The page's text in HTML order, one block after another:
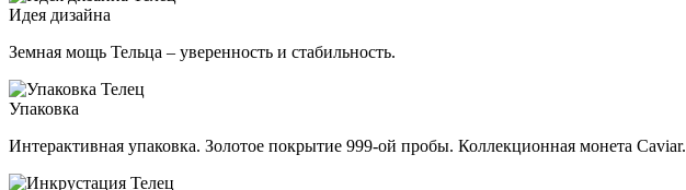
Идея дизайна
Земная мощь Тельца – уверенность и стабильность.
Упаковка
Интерактивная упаковка. Золотое покрытие 999-ой пробы. Коллекционная монета Caviar.